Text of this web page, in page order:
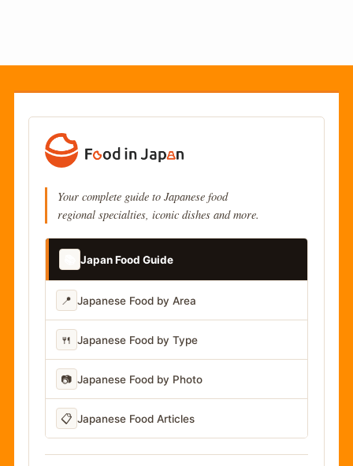
Your complete guide to Japanese food
regional specialties, iconic dishes and more.
Japan Food Guide
📍 Japanese Food by Area
🍴 Japanese Food by Type
📷 Japanese Food by Photo
📋 Japanese Food Articles